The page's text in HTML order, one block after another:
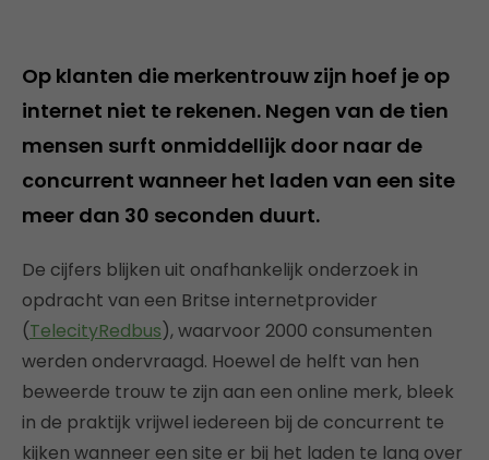
Op klanten die merkentrouw zijn hoef je op
internet niet te rekenen. Negen van de tien
mensen surft onmiddellijk door naar de
concurrent wanneer het laden van een site
meer dan 30 seconden duurt.
De cijfers blijken uit onafhankelijk onderzoek in
opdracht van een Britse internetprovider
(TelecityRedbus), waarvoor 2000 consumenten
werden ondervraagd. Hoewel de helft van hen
beweerde trouw te zijn aan een online merk, bleek
in de praktijk vrijwel iedereen bij de concurrent te
kijken wanneer een site er bij het laden te lang over